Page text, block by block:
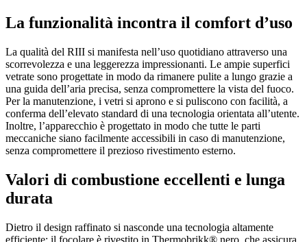
La funzionalità incontra il comfort d’uso
La qualità del RIII si manifesta nell’uso quotidiano attraverso una
scorrevolezza e una leggerezza impressionanti. Le ampie superfici
vetrate sono progettate in modo da rimanere pulite a lungo grazie a
una guida dell’aria precisa, senza compromettere la vista del fuoco.
Per la manutenzione, i vetri si aprono e si puliscono con facilità, a
conferma dell’elevato standard di una tecnologia orientata all’utente.
Inoltre, l’apparecchio è progettato in modo che tutte le parti
meccaniche siano facilmente accessibili in caso di manutenzione,
senza compromettere il prezioso rivestimento esterno.
Valori di combustione eccellenti e lunga
durata
Dietro il design raffinato si nasconde una tecnologia altamente
efficiente: il focolare è rivestito in Thermobrikk® nero, che assicura